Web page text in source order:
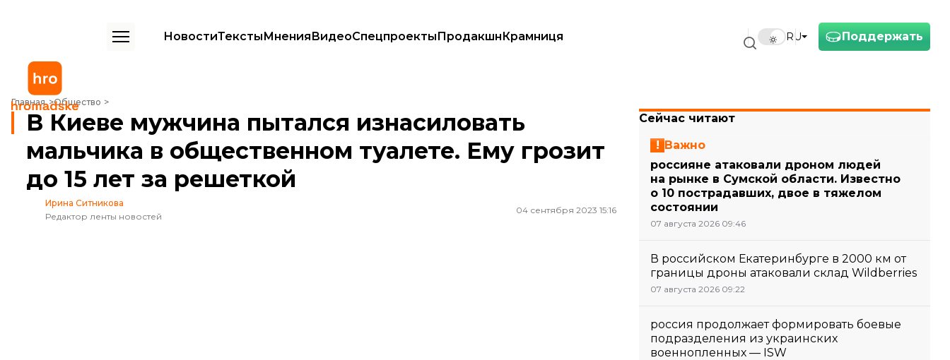
Поддержать
RU
НовостиТекстыМненияВидеоСпецпроектыПродакшнКрамниця
Главная Общество
В Киеве мужчина пытался изнасиловать мальчика в общественном туалете. Ему грозит до 15 лет за решеткой
В Киеве мужчина пытался изнасиловать
мальчика в общественном туалете. Ему грозит
до 15 лет за решеткой
Ирина Ситникова
Редактор ленты новостей
04 сентября 2023 15:16
Сейчас читают
Важно
россияне атаковали дроном людей
на рынке в Сумской области. Известно
о 10 пострадавших, двое в тяжелом
состоянии
07 августа 2026 09:46
В российском Екатеринбурге в 2000 км от
границы дроны атаковали склад Wildberries
07 августа 2026 09:22
россия продолжает формировать боевые
подразделения из украинских
военнопленных — ISW